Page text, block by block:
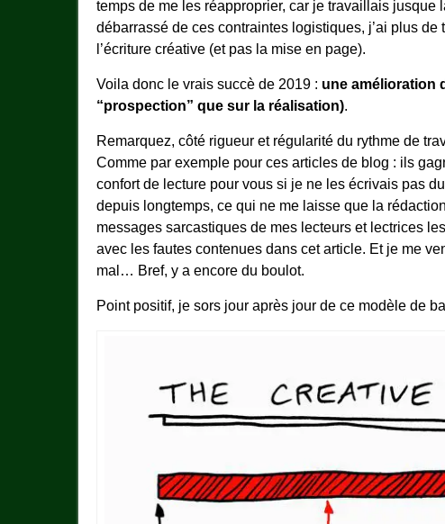
temps de me les réapproprier, car je travaillais jusque
débarrassé de ces contraintes logistiques, j’ai plus
l’écriture créative (et pas la mise en page).
Voila donc le vrais succè de 2019 : une amélioration
“prospection” que sur la réalisation).
Remarquez, côté rigueur et régularité du rythme de
Comme par exemple pour ces articles de blog : ils
confort de lecture pour vous si je ne les écrivais pas
depuis longtemps, ce qui ne me laisse que la
messages sarcastiques de mes lecteurs et lectrices
avec les fautes contenues dans cet article. Et je me
mal… Bref, y a encore du boulot.
Point positif, je sors jour après jour de ce modèle de